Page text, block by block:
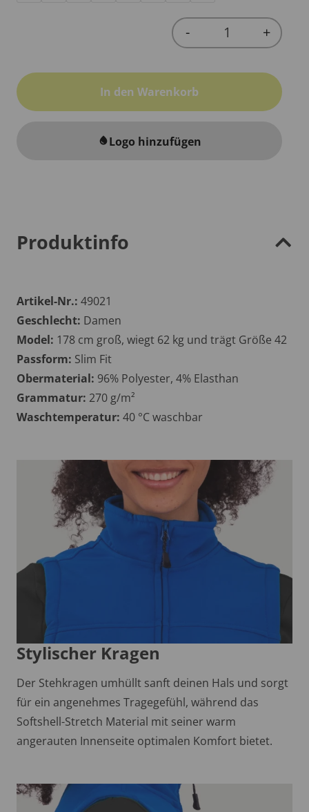
Quantity
- +
In den Warenkorb
water_dropLogo hinzufügen
Produktinfo
Artikel-Nr.: 49021
Geschlecht: Damen
Model: 178 cm groß, wiegt 62 kg und trägt Größe 42
Passform: Slim Fit
Obermaterial: 96% Polyester, 4% Elasthan
Grammatur: 270 g/m²
Waschtemperatur: 40 °C waschbar
Stylischer Kragen
Der Stehkragen umhüllt sanft deinen Hals und sorgt
für ein angenehmes Tragegefühl, während das
Softshell-Stretch Material mit seiner warm
angerauten Innenseite optimalen Komfort bietet.